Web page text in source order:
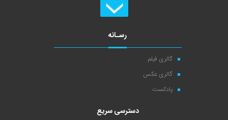
رسـانه
گالری فیلم
گالری عکس
پادکست
دسترسی سریع